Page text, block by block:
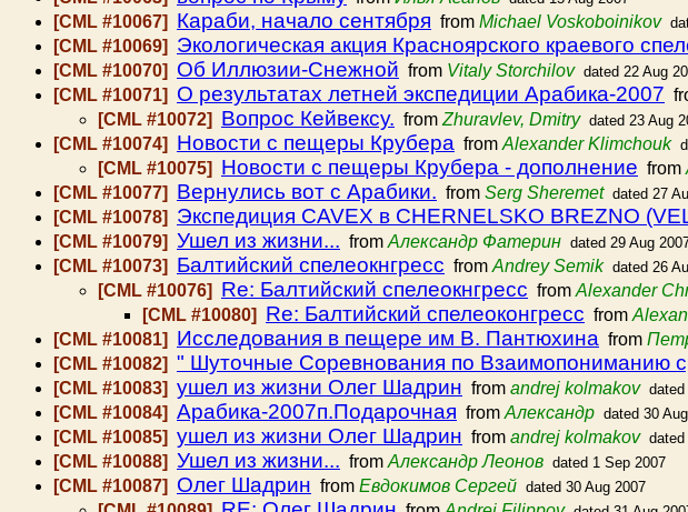
[CML #10067] Караби, начало сентября from Michael Voskoboinikov
[CML #10069] Экологическая акция Красноярского краевого
[CML #10070] Об Иллюзии-Снежной from Vitaly Storchilov dated 22 Aug
[CML #10071] О результатах летней экспедиции Арабика-2007
[CML #10072] Вопрос Кейвексу. from Zhuravlev, Dmitry dated 23 Aug
[CML #10074] Новости с пещеры Крубера from Alexander Klimchouk
[CML #10075] Новости с пещеры Крубера - дополнение from
[CML #10077] Вернулись вот с Арабики. from Serg Sheremet dated 27
[CML #10078] Экспедиция CAVEX в CHERNELSKO BREZNO
[CML #10079] Ушел из жизни... from Александр Фатерин dated 29 Aug
[CML #10073] Балтийский спелеокнгресс from Andrey Semik dated 26
[CML #10076] Re: Балтийский спелеокнгресс from Alexander
[CML #10080] Re: Балтийский спелеоконгресс from
[CML #10081] Исследования в пещере им В. Пантюхина from
[CML #10082] " Шуточные Соревнования по Взаимопониманию
[CML #10083] ушел из жизни Олег Шадрин from andrej kolmakov dated
[CML #10084] Арабика-2007п.Подарочная from Александр dated 30
[CML #10085] ушел из жизни Олег Шадрин from andrej kolmakov dated
[CML #10088] Ушел из жизни... from Александр Леонов dated 1 Sep 2007
[CML #10087] Олег Шадрин from Евдокимов Сергей dated 30 Aug 2007